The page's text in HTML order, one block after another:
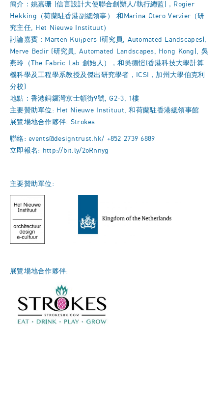
簡介：姚嘉珊 (信言設計大使聯合創辦人/執行總監)，Rogier
Hekking（荷蘭駐香港副總領事） 和Marina Otero Verzier（研
究主任, Het Nieuwe Instituut）
討論嘉賓：Marten Kuijpers (研究員, Automated Landscapes),
Merve Bedir (研究員, Automated Landscapes, Hong Kong), 吳
燕玲（The Fabric Lab 創始人），和吳德愷(香港科技大學計算
機科學及工程學系教授及傑出研究學者，ICSI，加州大學伯克利
分校)
地點：香港銅鑼灣京士頓街9號, G2-3, 1樓
主要贊助單位: Het Nieuwe Instituut, 和荷蘭駐香港總領事館
展覽場地合作夥伴: Strokes
聯絡: events@designtrust.hk/ +852 2739 6889
立即報名:
http://bit.ly/2oRnnyg
主要贊助單位:
展覽場地合作夥伴: